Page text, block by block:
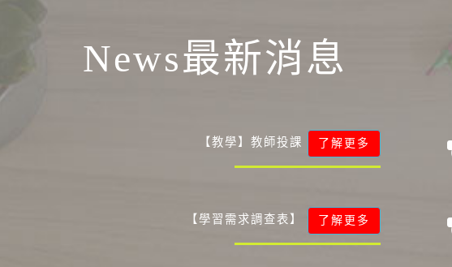
News最新消息
【教學】教師投課 了解更多
【學習需求調查表】 了解更多